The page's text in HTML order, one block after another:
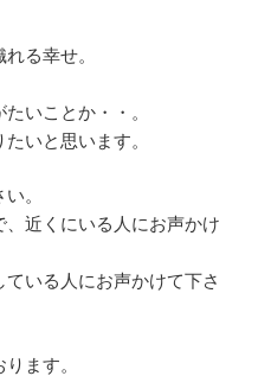
る幸せ。
いことか・・。
いと思います。
。
近くにいる人にお声かけ
いる人にお声かけて下さ
ます。